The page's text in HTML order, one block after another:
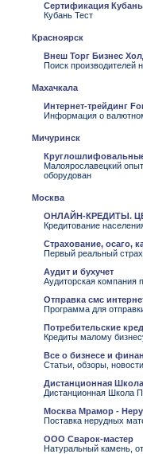
Сертификация Кубань
Кубань Тест
Красноярск
Внеш Торг Бизнес
Поиск производителей
Махачкала
Интернет-трейдинг
Информация о валютном
Мичуринск
Круглошлифовальные
Малоярославецкий
оборудован
Москва
ОНЛАЙН-КРЕДИТЫ.
Кредитование
Страхование, осаго,
Первый реальный
Аудит и бухучет
Аудиторская компания
Отправка смс
Программа для
Потребительские
Кредиты малому
Все о бизнесе и
Статьи, обзоры,
Дистанционная
Дистанционная Школа
Москва Мрамор -
Поставка нерудных
ООО Сварок-мастер
Натуральный камень,